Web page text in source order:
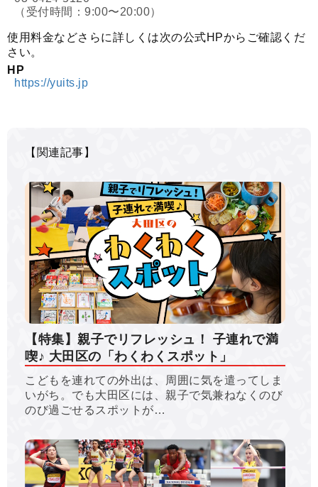
（受付時間：9:00〜20:00）
使用料金などさらに詳しくは次の公式HPからご確認くだ
さい。
HP
https://yuits.jp
【関連記事】
【特集】親子でリフレッシュ！ 子連れで満
喫♪ 大田区の「わくわくスポット」
こどもを連れての外出は、周囲に気を遣ってしま
いがち。でも大田区には、親子で気兼ねなくのび
のび過ごせるスポットが…